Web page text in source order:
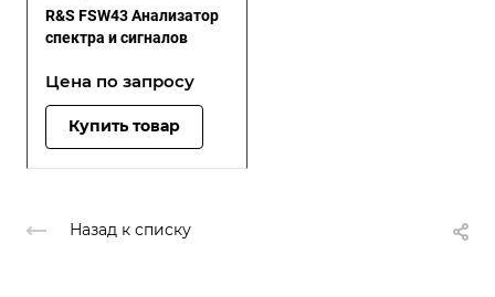
R&S FSW43 Анализатор
спектра и сигналов
Цена по запросу
Купить товар
Назад к списку